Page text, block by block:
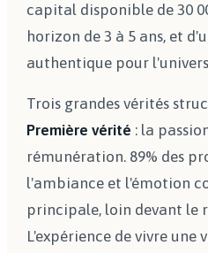
capital disponible de 30
horizon de 3 à 5 ans, et
authentique pour
Trois grandes vérités
Première vérité : la
rémunération. 89% des
l'ambiance et l'émotion
principale, loin devant le
L'expérience de vivre une